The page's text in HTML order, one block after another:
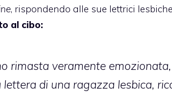
, rispondendo alle sue lettrici
al cibo:
rimasta veramente
lettera di una ragazza lesbica,